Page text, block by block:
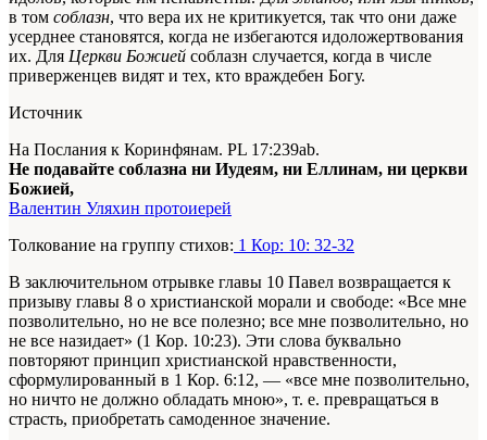
в том соблазн, что вера их не критикуется, так что они даже
усерднее становятся, когда не избегаются идоложертвования
их. Для Церкви Божией соблазн случается, когда в числе
приверженцев видят и тех, кто враждебен Богу.
Источник
На Послания к Коринфянам. PL 17:239ab.
Не подавайте соблазна ни Иудеям, ни Еллинам, ни церкви
Божией,
Валентин Уляхин протоиерей
Толкование на группу стихов: 1 Кор: 10: 32-32
В заключительном отрывке главы 10 Павел возвращается к
призыву главы 8 о христианской морали и свободе: «Все мне
позволительно, но не все полезно; все мне позволительно, но
не все назидает» (1 Кор. 10:23). Эти слова буквально
повторяют принцип христианской нравственности,
сформулированный в 1 Кор. 6:12, — «все мне позволительно,
но ничто не должно обладать мною», т. е. превращаться в
страсть, приобретать самоденное значение.